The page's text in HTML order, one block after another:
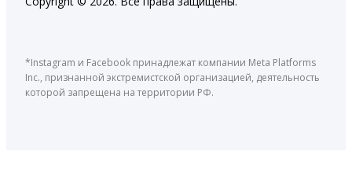
*Instagram и Facebook принадлежат компании Meta Platforms
Inc., признанной экстремистской организацией, деятельность
которой запрещена на территории РФ.